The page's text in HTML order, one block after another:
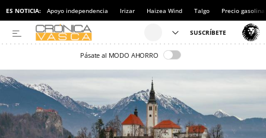
ES NOTICIA: Apoyo independencia Irizar Haizea Wind Talgo Precio gasolina
Pásate al MODO AHORRO